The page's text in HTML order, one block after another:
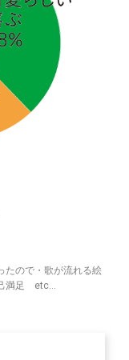
たので・歌が流れる絵
己満足 etc…